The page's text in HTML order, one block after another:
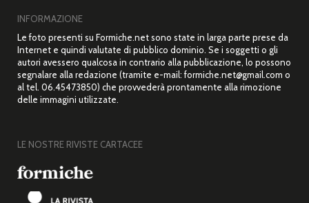
INFORMAZIONE
Le foto presenti su Formiche.net sono state in larga parte prese da
Internet e quindi valutate di pubblico dominio. Se i soggetti o gli
autori avessero qualcosa in contrario alla pubblicazione, lo possono
segnalare alla redazione (tramite e-mail: formiche.net@gmail.com o
al tel. 06.45473850) che provvederà prontamente alla rimozione
delle immagini utilizzate.
LE NOSTRE RIVISTE CARTACEE